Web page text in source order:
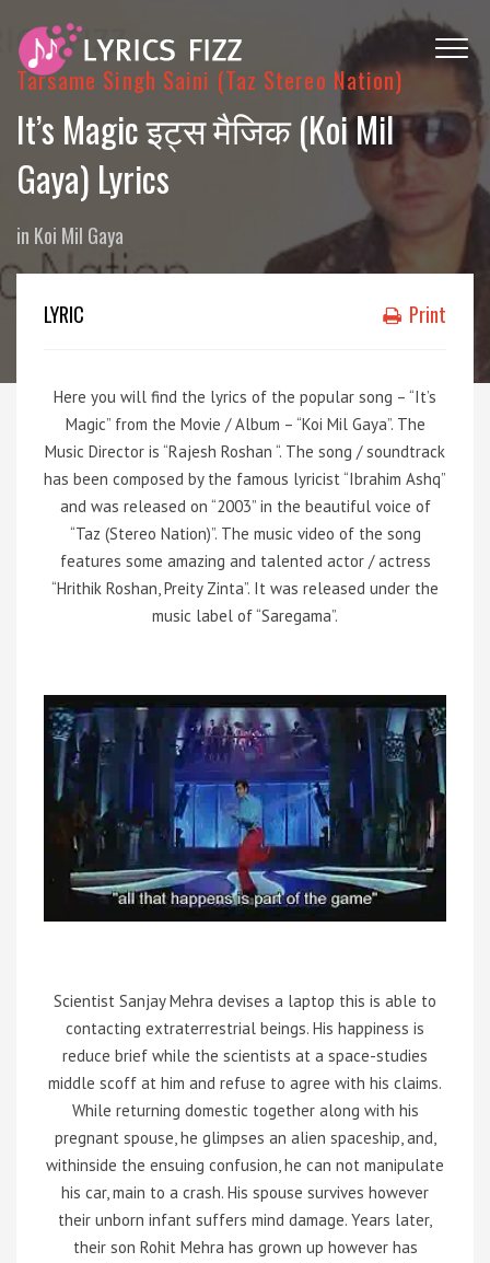
Tarsame Singh Saini (Taz Stereo Nation)
It’s Magic इट्स मैजिक (Koi Mil
Gaya) Lyrics
in Koi Mil Gaya
LYRIC Print
Here you will find the lyrics of the popular song – “It’s
Magic” from the Movie / Album – “Koi Mil Gaya”. The
Music Director is “Rajesh Roshan “. The song / soundtrack
has been composed by the famous lyricist “Ibrahim Ashq”
and was released on “2003” in the beautiful voice of
“Taz (Stereo Nation)”. The music video of the song
features some amazing and talented actor / actress
“Hrithik Roshan, Preity Zinta”. It was released under the
music label of “Saregama”.
Scientist Sanjay Mehra devises a laptop this is able to
contacting extraterrestrial beings. His happiness is
reduce brief while the scientists at a space-studies
middle scoff at him and refuse to agree with his claims.
While returning domestic together along with his
pregnant spouse, he glimpses an alien spaceship, and,
withinside the ensuing confusion, he can not manipulate
his car, main to a crash. His spouse survives however
their unborn infant suffers mind damage. Years later,
their son Rohit Mehra has grown up however has